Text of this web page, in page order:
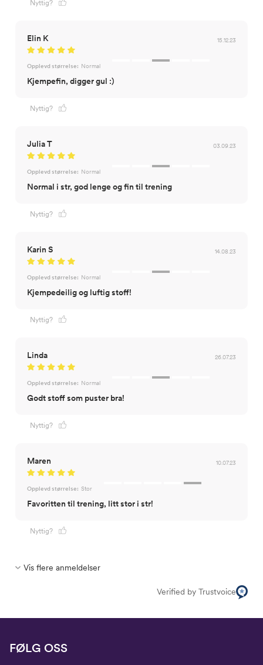
Nyttig?
Elin K 15.12.23
Opplevd størrelse: Normal
Kjempefin, digger gul :)
Nyttig?
Julia T 03.09.23
Opplevd størrelse: Normal
Normal i str, god lenge og fin til trening
Nyttig?
Karin S 14.08.23
Opplevd størrelse: Normal
Kjempedeilig og luftig stoff!
Nyttig?
Linda 26.07.23
Opplevd størrelse: Normal
Godt stoff som puster bra!
Nyttig?
Maren 10.07.23
Opplevd størrelse: Stor
Favoritten til trening, litt stor i str!
Nyttig?
Vis flere anmeldelser
Verified by Trustvoice
FØLG OSS